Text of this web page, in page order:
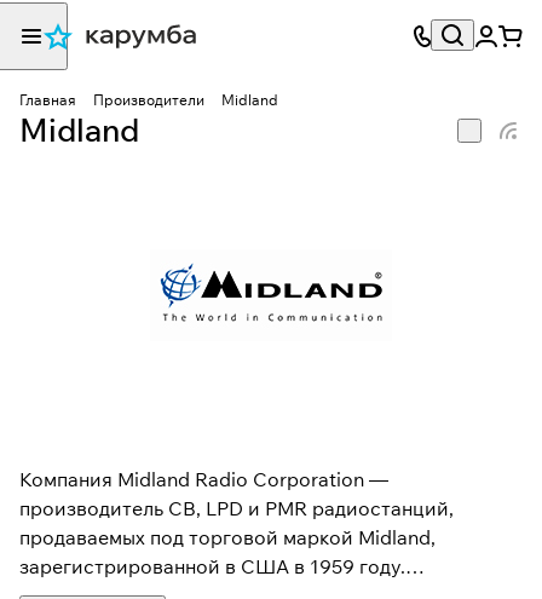
Главная Производители Midland
Midland
Компания Midland Radio Corporation —
производитель CB, LPD и PMR радиостанций,
продаваемых под торговой маркой Midland,
зарегистрированной в США в 1959 году.